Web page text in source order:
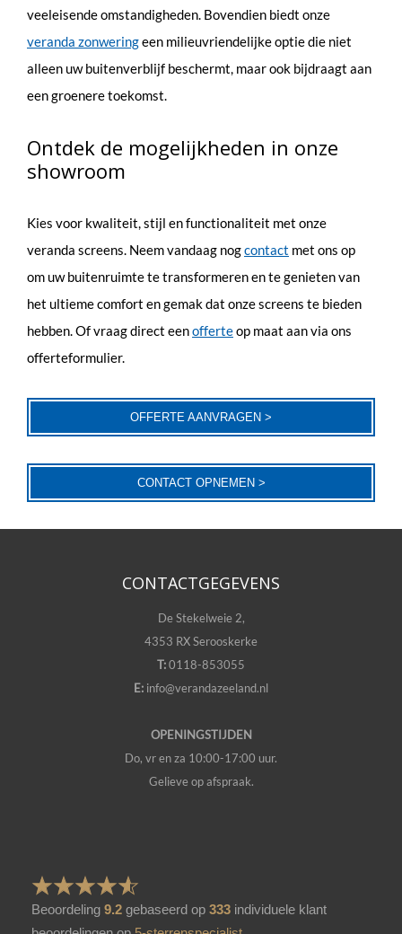
veeleisende omstandigheden. Bovendien biedt onze
veranda zonweringeen milieuvriendelijke optie die niet
alleen uw buitenverblijf beschermt, maar ook bijdraagt aan
een groenere toekomst.
Ontdek de mogelijkheden in onze
showroom
Kies voor kwaliteit, stijl en functionaliteit met onze
veranda screens. Neem vandaag nogcontact met ons op
om uw buitenruimte te transformeren en te genieten van
het ultieme comfort en gemak dat onze screens te bieden
hebben. Of vraag direct eenofferteop maat aan via ons
offerteformulier.
OFFERTE AANVRAGEN >
CONTACT OPNEMEN >
CONTACTGEGEVENS
De Stekelweie 2,
4353 RX Serooskerke
T:0118-853055
E: info@verandazeeland.nl
OPENINGSTIJDEN
Do, vr en za 10:00-17:00 uur.
Gelieve op afspraak.
Beoordeling 9.2 gebaseerd op 333 individuele klant